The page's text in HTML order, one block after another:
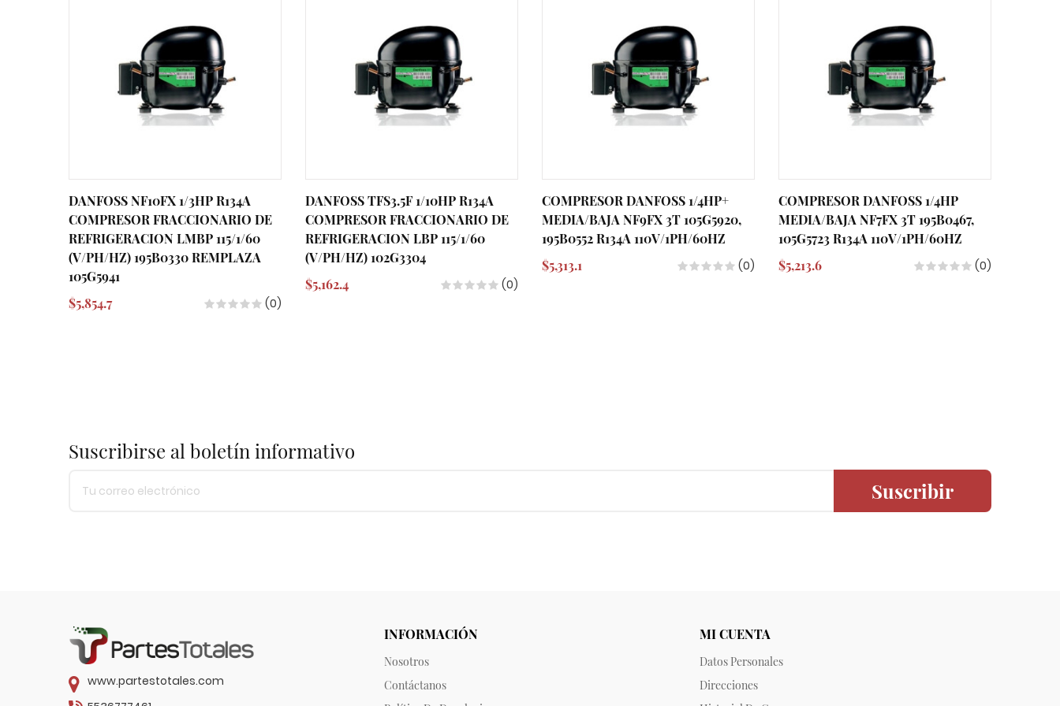
DANFOSS NF10FX 1/3HP R134A
COMPRESOR FRACCIONARIO DE
REFRIGERACION LMBP 115/1/60
(V/PH/HZ) 195B0330 REMPLAZA
105G5941
$5,854.7
(0)
DANFOSS TFS3.5F 1/10HP R134A
COMPRESOR FRACCIONARIO DE
REFRIGERACION LBP 115/1/60
(V/PH/HZ) 102G3304
$5,162.4
(0)
COMPRESOR DANFOSS 1/4HP+
MEDIA/BAJA NF9FX 3T 105G5920,
195B0552 R134A 110V/1PH/60HZ
$5,313.1
(0)
COMPRESOR DANFOSS 1/4HP
MEDIA/BAJA NF7FX 3T 195B0467,
105G5723 R134A 110V/1PH/60HZ
$5,213.6
(0)
Suscribirse al boletín informativo
Suscribir
www.partestotales.com
INFORMACIÓN
Nosotros
Contáctanos
MI CUENTA
Datos Personales
Direcciones